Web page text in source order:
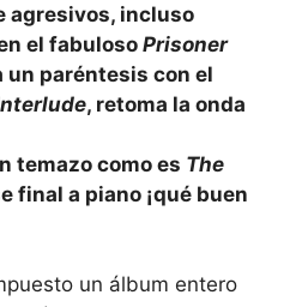
agresivos, incluso
el fabuloso Prisoner
un paréntesis con el
, retoma la onda
temazo como es The
final a piano ¡qué buen
un álbum entero